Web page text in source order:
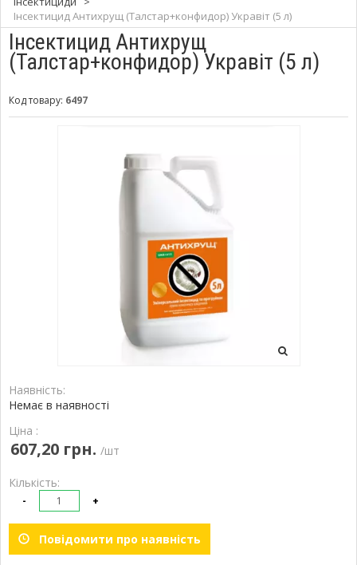
Інсектицид Антихрущ (Талстар+конфидор) Укравіт (5 л)
Інсектицид Антихрущ
(Талстар+конфидор) Укравіт (5 л)
Код товару: 6497
Наявність:
Немає в наявності
Ціна :
607,20 грн. /шт
Кількість:
- +
Повідомити про наявність